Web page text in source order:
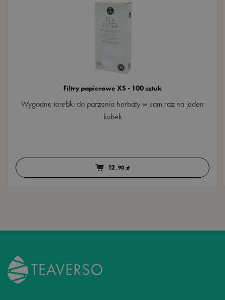
Filtry papierowe XS - 100 sztuk
Wygodne torebki do parzenia herbaty w sam raz na jeden
kubek
12,90 zł